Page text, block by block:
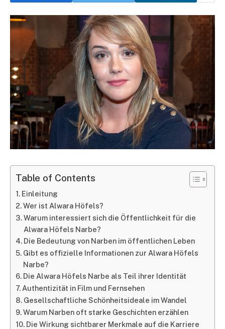
Table of Contents
Einleitung
Wer ist Alwara Höfels?
Warum interessiert sich die Öffentlichkeit für die
Alwara Höfels Narbe?
Die Bedeutung von Narben im öffentlichen Leben
Gibt es offizielle Informationen zur Alwara Höfels
Narbe?
Die Alwara Höfels Narbe als Teil ihrer Identität
Authentizität in Film und Fernsehen
Gesellschaftliche Schönheitsideale im Wandel
Warum Narben oft starke Geschichten erzählen
Die Wirkung sichtbarer Merkmale auf die Karriere